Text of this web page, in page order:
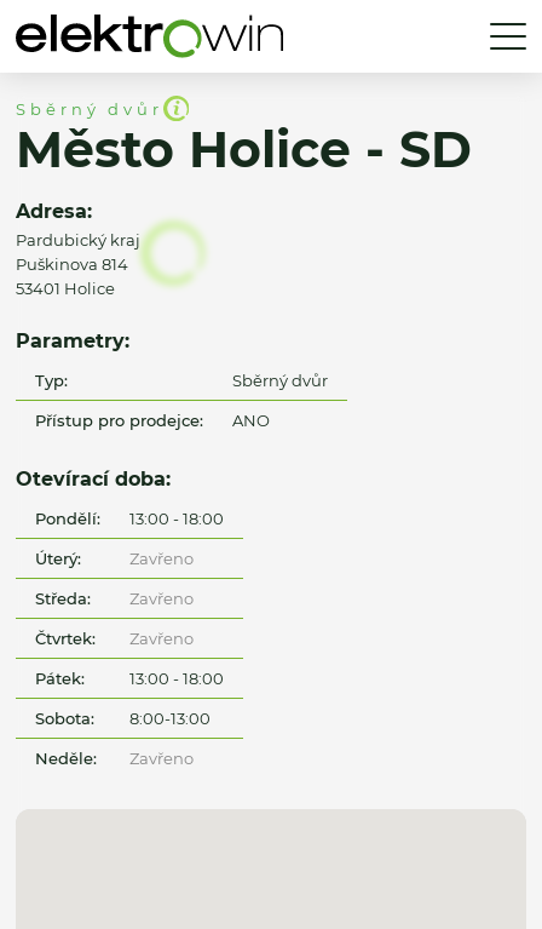
Sběrný dvůr
Město Holice - SD
Adresa:
Pardubický kraj
Puškinova 814
53401 Holice
Parametry:
Typ: Sběrný dvůr
Přístup pro prodejce: ANO
Otevírací doba:
Pondělí: 13:00 - 18:00
Úterý: Zavřeno
Středa: Zavřeno
Čtvrtek: Zavřeno
Pátek: 13:00 - 18:00
Sobota: 8:00-13:00
Neděle: Zavřeno